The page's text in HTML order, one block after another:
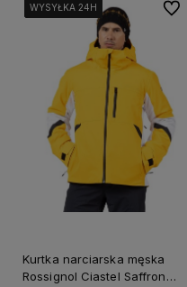
WYSYŁKA 24H
WYSYŁKA 24H
WYSYŁKA 24H
WYSYŁKA 24H
WYSYŁKA 24H
Kurtka narciarska męska
Rossignol Ciastel Saffron
Do